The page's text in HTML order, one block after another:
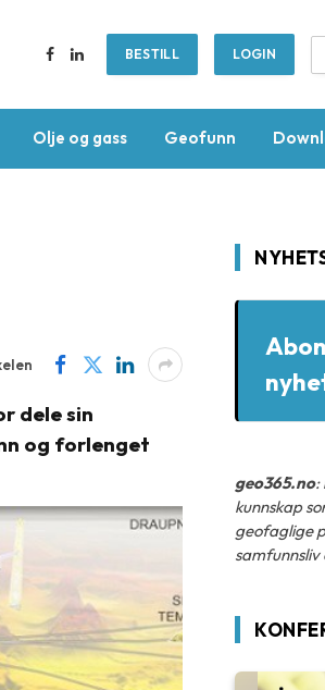
Facebook
LinkedInBESTILL LOGIN
Olje og gass Geofunn
dele sin
og forlenget
geo365.no:
kunnskap
geofaglige